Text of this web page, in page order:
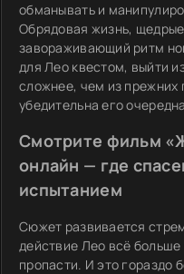
обманывать и
Обрядовая жизнь,
завораживающий ритм
для Лео квестом, выйти
сложнее, чем из прежних
убедительна его
Смотрите фильм
онлайн — где
испытанием
Сюжет развивается
действие Лео всё
пропасти. И это гораздо